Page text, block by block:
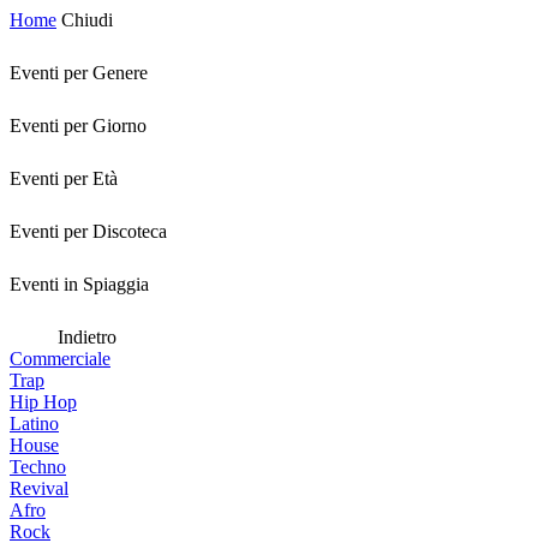
Home Chiudi
Eventi per Genere
Eventi per Giorno
Eventi per Età
Eventi per Discoteca
Eventi in Spiaggia
Indietro
Commerciale
Trap
Hip Hop
Latino
House
Techno
Revival
Afro
Rock